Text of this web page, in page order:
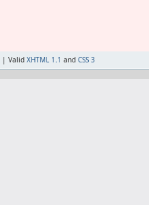
| Valid XHTML 1.1 and CSS 3